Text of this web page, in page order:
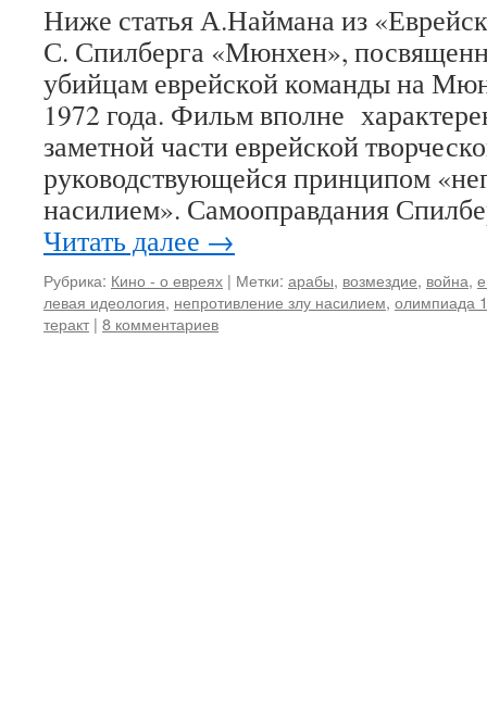
Ниже статья А.Наймана из
С. Спилберга «Мюнхен»,
убийцам еврейской команды на
1972 года. Фильм вполне
заметной части еврейской
руководствующейся принципом
насилием». Самооправдания
Читать далее →
Рубрика: Кино - о евреях | Метки: арабы, возмездие, война,
левая идеология, непротивление злу насилием, олимпиада
теракт | 8 комментариев